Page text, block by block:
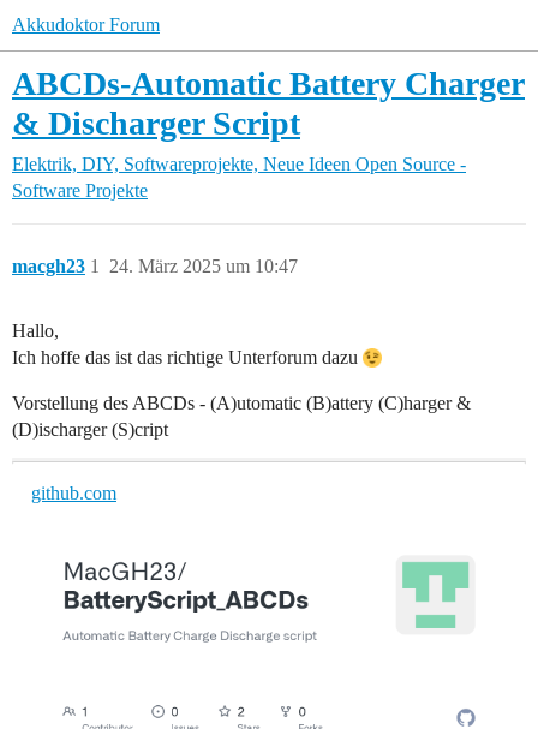
Akkudoktor Forum
ABCDs-Automatic Battery Charger
& Discharger Script
Elektrik, DIY, Softwareprojekte, Neue Ideen Open Source -
Software Projekte
macgh23 24. März 2025 um 10:47
1
Hallo,
Ich hoffe das ist das richtige Unterforum dazu
Vorstellung des ABCDs - (A)utomatic (B)attery (C)harger &
(D)ischarger (S)cript
github.com